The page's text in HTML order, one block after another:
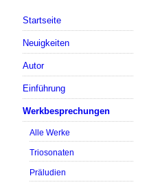
Startseite
Neuigkeiten
Autor
Einführung
Werkbesprechungen
Alle Werke
Triosonaten
Präludien